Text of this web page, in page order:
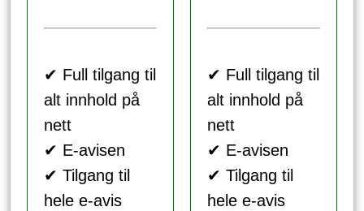
✔ Full tilgang til
alt innhold på
nett
✔ E-avisen
✔ Tilgang til
hele e-avis
✔ Full tilgang til
alt innhold på
nett
✔ E-avisen
✔ Tilgang til
hele e-avis